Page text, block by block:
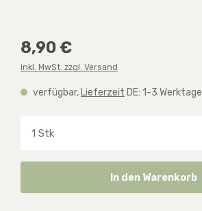
Regulärer Preis:
8,90 €
inkl. MwSt. zzgl. Versand
verfügbar, Lieferzeit DE: 1-3 Werktage
In den Warenkorb